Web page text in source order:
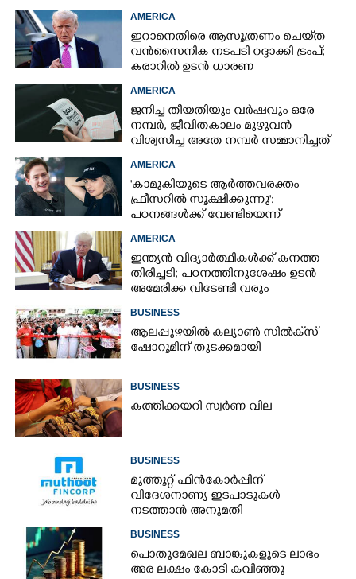
AMERICA
ഇറാനെതിരെ ആസൂത്രണം ചെയ്‌ത
വൻസൈനിക നടപടി റദ്ദാക്കി ട്രംപ്;
കരാറിൽ ഉടൻ ധാരണ
AMERICA
ജനിച്ച തീയതിയും വർഷവും ഒരേ
നമ്പർ, ജീവിതകാലം മുഴുവൻ
വിശ്വസിച്ച അതേ നമ്പർ സമ്മാനിച്ചത്
AMERICA
'കാമുകിയുടെ ആർത്തവരക്തം
ഫ്രീസറിൽ സൂക്ഷിക്കുന്നു':
പഠനങ്ങൾക്ക് വേണ്ടിയെന്ന്
ജോൺസന്റെ പോസ്റ്റ്
AMERICA
ഇന്ത്യൻ വിദ്യാർത്ഥികൾക്ക് കനത്ത
തിരിച്ചടി; പഠനത്തിനുശേഷം ഉടൻ
അമേരിക്ക വിടേണ്ടി വരും
BUSINESS
ആലപ്പുഴയിൽ കല്യാൺ സിൽക്‌സ്
ഷോറൂമിന് തുടക്കമായി
BUSINESS
കത്തിക്കയറി സ്വർണ വില
BUSINESS
മുത്തൂറ്റ് ഫിൻകോർപ്പിന്
വിദേശനാണ്യ ഇടപാടുകൾ
നടത്താൻ അനുമതി
BUSINESS
പൊതുമേഖല ബാങ്കുകളുടെ ലാഭം
അര ലക്ഷം കോടി കവിഞ്ഞു